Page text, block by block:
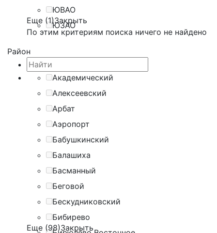
ЮВАО
ЮЗАО
Еще (1)Закрыть
По этим критериям поиска ничего не найдено
Район
Академический
Алексеевский
Арбат
Аэропорт
Бабушкинский
Балашиха
Басманный
Беговой
Бескудниковский
Бибирево
Еще (98)Закрыть